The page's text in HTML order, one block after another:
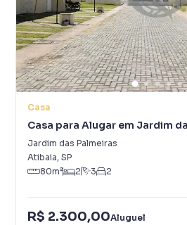
Casa
Casa para Alugar em Jardim
Jardim das Palmeiras
Atibaia, SP
80m² 2 3 2
R$ 2.300,00Aluguel